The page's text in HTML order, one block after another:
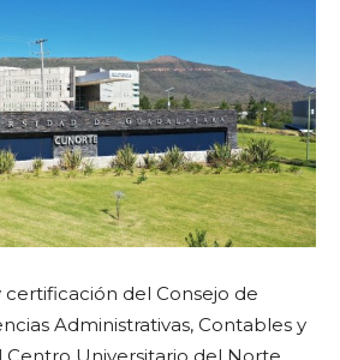
certificación del Consejo de
Administrativas, Contables y